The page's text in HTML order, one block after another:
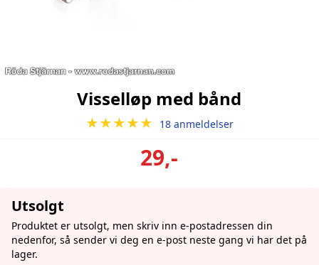
Visselløp med bånd
★★★★★ 18 anmeldelser
29,-
Utsolgt
Produktet er utsolgt, men skriv inn e-postadressen din
nedenfor, så sender vi deg en e-post neste gang vi har det på
lager.